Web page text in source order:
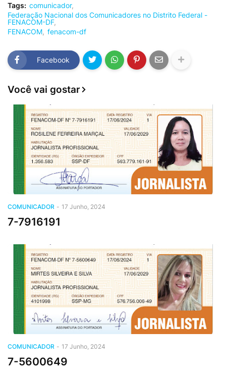
Tags: comunicador
Federação Nacional dos Comunicadores no Distrito Federal -
FENACOM-DF
FENACOM fenacom-df
Facebook
Você vai gostar
COMUNICADOR - 17 Junho, 2024
7-7916191
COMUNICADOR - 17 Junho, 2024
7-5600649